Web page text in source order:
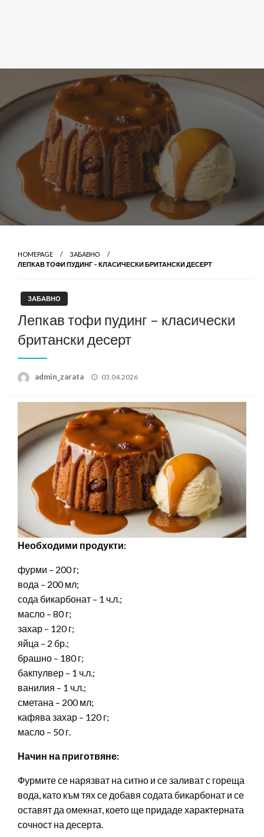
HOMEPAGE
ЗАБАВНО
ЛЕПКАВ ТОФИ ПУДИНГ – КЛАСИЧЕСКИ БРИТАНСКИ ДЕСЕРТ
ЗАБАВНО
Лепкав тофи пудинг – класически
британски десерт
admin_zarata
Posted
03.04.2026
Необходими продукти:
фурми – 200 г;
вода – 200 мл;
сода бикарбонат – 1 ч.л.;
масло – 80 г;
захар – 120 г;
яйца – 2 бр.;
брашно – 180 г;
бакпулвер – 1 ч.л.;
ванилия – 1 ч.л.;
сметана – 200 мл;
кафява захар – 120 г;
масло – 50 г.
Начин на приготвяне:
Фурмите се нарязват на ситно и се заливат с гореща
вода, като към тях се добавя содата бикарбонат и се
оставят да омекнат, което ще придаде характерната
сочност на десерта.